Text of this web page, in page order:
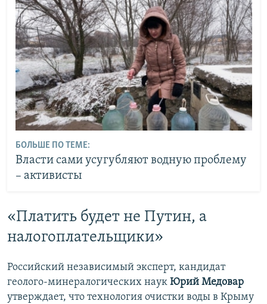
БОЛЬШЕ ПО ТЕМЕ:
Власти сами усугубляют водную проблему
– активисты
«Платить будет не Путин, а
налогоплательщики»
Российский независимый эксперт, кандидат
геолого-минералогических наук Юрий Медовар
утверждает, что технология очистки воды в Крыму